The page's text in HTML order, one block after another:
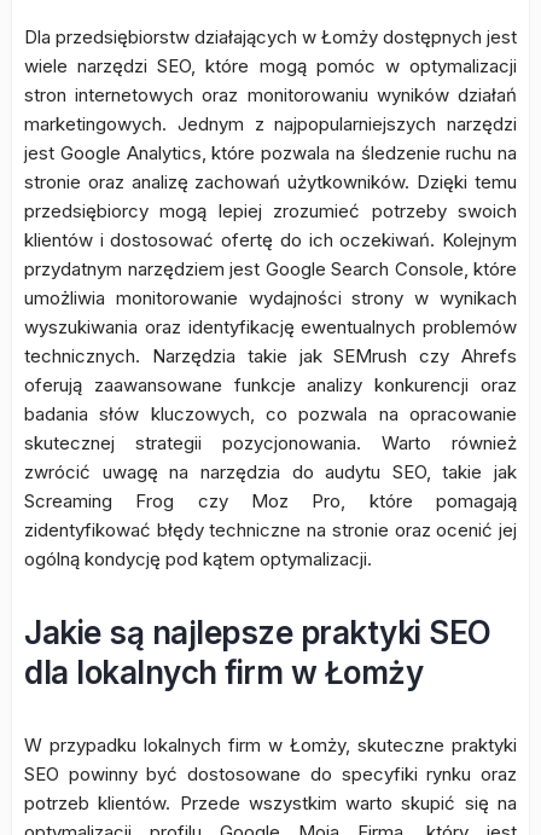
Dla przedsiębiorstw działających w Łomży dostępnych jest
wiele narzędzi SEO, które mogą pomóc w optymalizacji
stron internetowych oraz monitorowaniu wyników działań
marketingowych. Jednym z najpopularniejszych narzędzi
jest Google Analytics, które pozwala na śledzenie ruchu na
stronie oraz analizę zachowań użytkowników. Dzięki temu
przedsiębiorcy mogą lepiej zrozumieć potrzeby swoich
klientów i dostosować ofertę do ich oczekiwań. Kolejnym
przydatnym narzędziem jest Google Search Console, które
umożliwia monitorowanie wydajności strony w wynikach
wyszukiwania oraz identyfikację ewentualnych problemów
technicznych. Narzędzia takie jak SEMrush czy Ahrefs
oferują zaawansowane funkcje analizy konkurencji oraz
badania słów kluczowych, co pozwala na opracowanie
skutecznej strategii pozycjonowania. Warto również
zwrócić uwagę na narzędzia do audytu SEO, takie jak
Screaming Frog czy Moz Pro, które pomagają
zidentyfikować błędy techniczne na stronie oraz ocenić jej
ogólną kondycję pod kątem optymalizacji.
Jakie są najlepsze praktyki SEO
dla lokalnych firm w Łomży
W przypadku lokalnych firm w Łomży, skuteczne praktyki
SEO powinny być dostosowane do specyfiki rynku oraz
potrzeb klientów. Przede wszystkim warto skupić się na